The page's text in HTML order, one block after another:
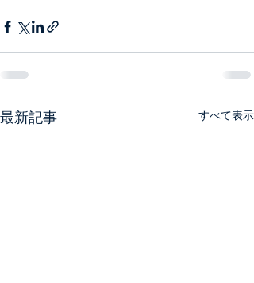
最新記事 すべて表示